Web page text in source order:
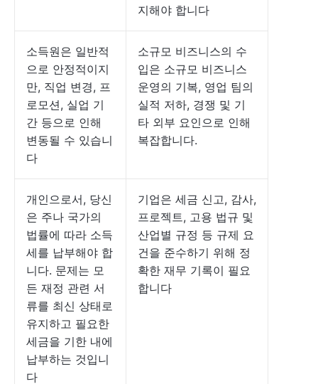
지해야 합니다
소득원은 일반적
으로 안정적이지
만, 직업 변경, 프
로모션, 실업 기
간 등으로 인해
변동될 수 있습니
다
소규모 비즈니스의 수
입은 소규모 비즈니스
운영의 기복, 영업 팀의
실적 저하, 경쟁 및 기
타 외부 요인으로 인해
복잡합니다.
개인으로서, 당신
은 주나 국가의
법률에 따라 소득
세를 납부해야 합
니다. 문제는 모
든 재정 관련 서
류를 최신 상태로
유지하고 필요한
세금을 기한 내에
납부하는 것입니
다
기업은 세금 신고, 감사,
프로젝트, 고용 법규 및
산업별 규정 등 규제 요
건을 준수하기 위해 정
확한 재무 기록이 필요
합니다